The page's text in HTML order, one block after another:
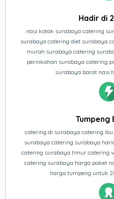
Hadir di
nasi kotak surabaya catering
surabaya catering diet surabaya
murah surabaya catering
pernikahan surabaya catering
surabaya barat nasi
Tumpeng
catering di surabaya catering
surabaya catering surabaya
catering surabaya timur catering
catering surabaya harga paket
harga tumpeng untuk